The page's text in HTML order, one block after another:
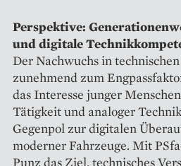
Perspektive:
und digitale
Der Nachwuchs in
zunehmend zum
das Interesse junger
Tätigkeit und analoger
Gegenpol zur digitalen
moderner Fahrzeuge. Mit
Punz das Ziel, technisches